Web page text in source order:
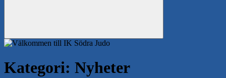
Sök
Kategori: Nyheter